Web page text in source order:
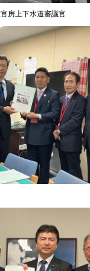
房上下水道審議官